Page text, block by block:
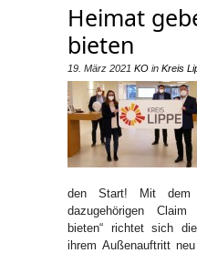
Heimat
bieten
19. März 2021 KO in Kreis
den Start! Mit dem
dazugehörigen
bieten“ richtet sich
ihrem Außenauftritt